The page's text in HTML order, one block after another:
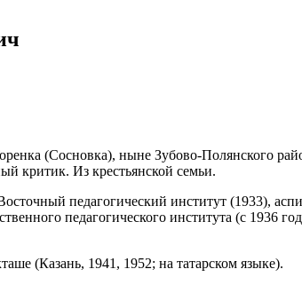
(Сосновка), ныне Зубово-Полянского
критик. Из крестьянской семьи.
педагогический институт (1933),
педагогического института (с
(Казань, 1941, 1952; на татарском языке).